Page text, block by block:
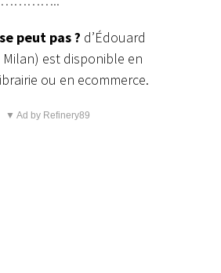
peut pas ? d’Édouard
est disponible en
ou en ecommerce.
▼ Ad by Refinery89